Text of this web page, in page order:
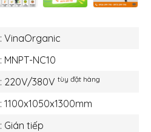
: VinaOrganic
: MNPT-NC10
: 220V/380V tùy đặt hàng
: 1100x1050x1300mm
: Gián tiếp